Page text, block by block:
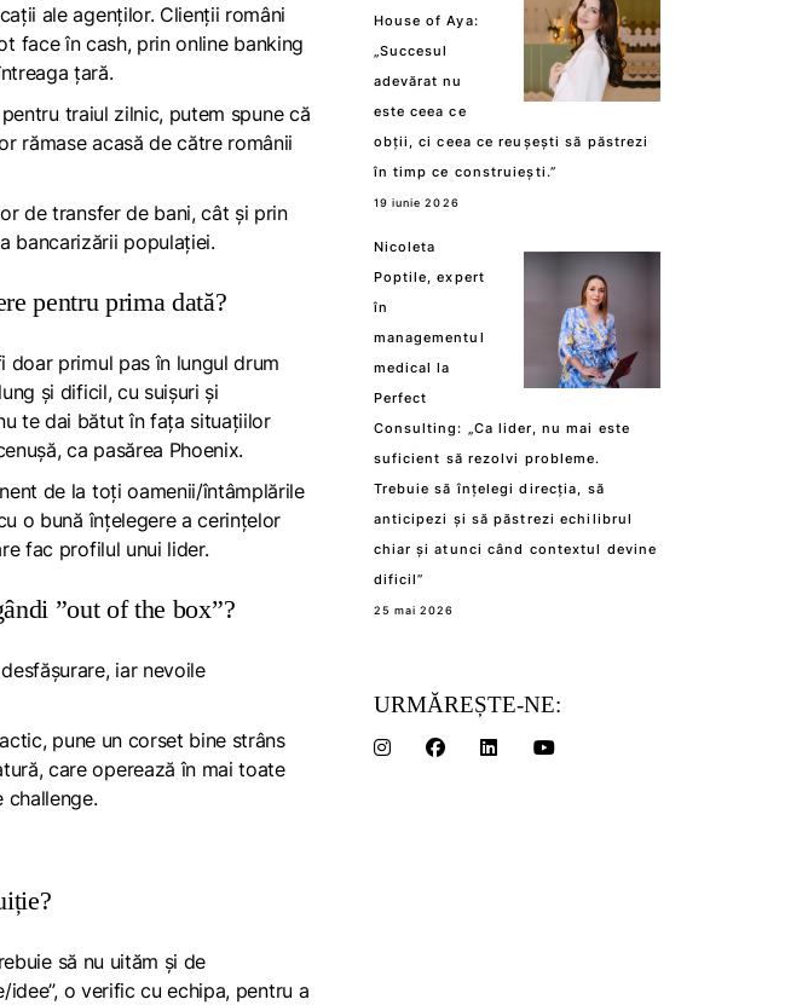
ale agenților. Clienții români
face în cash, prin online banking
țară.
traiul zilnic, putem spune că
rămase acasă de către românii
de transfer de bani, cât și prin
bancarizării populației.
pentru prima dată?
primul pas în lungul drum
și dificil, cu suișuri și
te dai bătut în fața situațiilor
ca pasărea Phoenix.
de la toți oamenii/întâmplările
o bună înțelegere a cerințelor
fac profilul unui lider.
”out of the box”?
iar nevoile
pune un corset bine strâns
care operează în mai toate
challenge.
să nu uităm și de
o verific cu echipa, pentru a
House of Aya:
„Succesul
adevărat nu
este ceea ce
obții, ci ceea ce reușești să păstrezi
în timp ce construiești.”
19 iunie 2026
Nicoleta
Poptile, expert
în
managementul
medical la
Perfect
Consulting: „Ca lider, nu mai este
suficient să rezolvi probleme.
Trebuie să înțelegi direcția, să
anticipezi și să păstrezi echilibrul
chiar și atunci când contextul devine
dificil”
25 mai 2026
URMĂREȘTE-NE: